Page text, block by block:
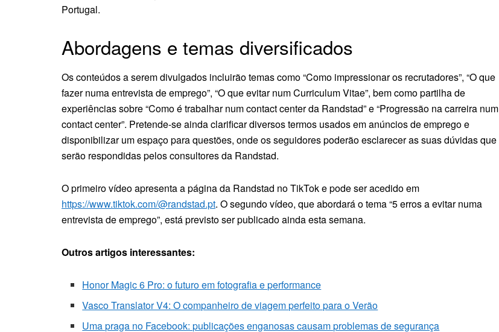
Portugal.
Abordagens e temas diversificados
Os conteúdos a serem divulgados incluirão temas como “Como impressionar os recrutadores”, “O que
fazer numa entrevista de emprego”, “O que evitar num Curriculum Vitae”, bem como partilha de
experiências sobre “Como é trabalhar num contact center da Randstad” e “Progressão na carreira num
contact center”. Pretende-se ainda clarificar diversos termos usados em anúncios de emprego e
disponibilizar um espaço para questões, onde os seguidores poderão esclarecer as suas dúvidas que
serão respondidas pelos consultores da Randstad.
O primeiro vídeo apresenta a página da Randstad no TikTok e pode ser acedido em
https://www.tiktok.com/@randstad.pt. O segundo vídeo, que abordará o tema “5 erros a evitar numa
entrevista de emprego”, está previsto ser publicado ainda esta semana.
Outros artigos interessantes:
Honor Magic 6 Pro: o futuro em fotografia e performance
Vasco Translator V4: O companheiro de viagem perfeito para o Verão
Uma praga no Facebook: publicações enganosas causam problemas de segurança